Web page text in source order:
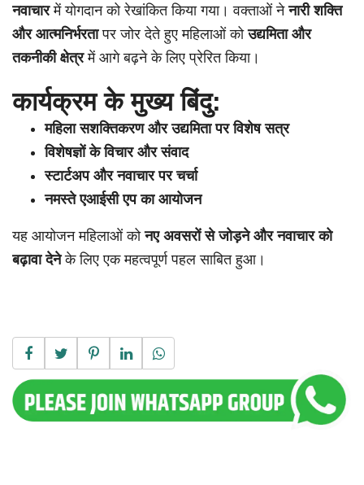
नवाचारमें योगदान को रेखांकित किया गया। वक्ताओं नेनारी शक्ति
और आत्मनिर्भरतापर जोर देते हुए महिलाओं कोउद्यमिता और
तकनीकी क्षेत्रमें आगे बढ़ने के लिए प्रेरित किया।
कार्यक्रम के मुख्य बिंदु:
महिला सशक्तिकरण और उद्यमिता पर विशेष सत्र
विशेषज्ञों के विचार और संवाद
स्टार्टअप और नवाचार पर चर्चा
नमस्ते एआईसी एप का आयोजन
यह आयोजन महिलाओं कोनए अवसरों से जोड़ने और नवाचार को
बढ़ावा देनेके लिए एक महत्वपूर्ण पहल साबित हुआ।